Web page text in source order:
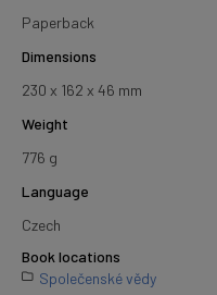
Paperback
Dimensions
230 x 162 x 46 mm
Weight
776 g
Language
Czech
Book locations
Společenské vědy